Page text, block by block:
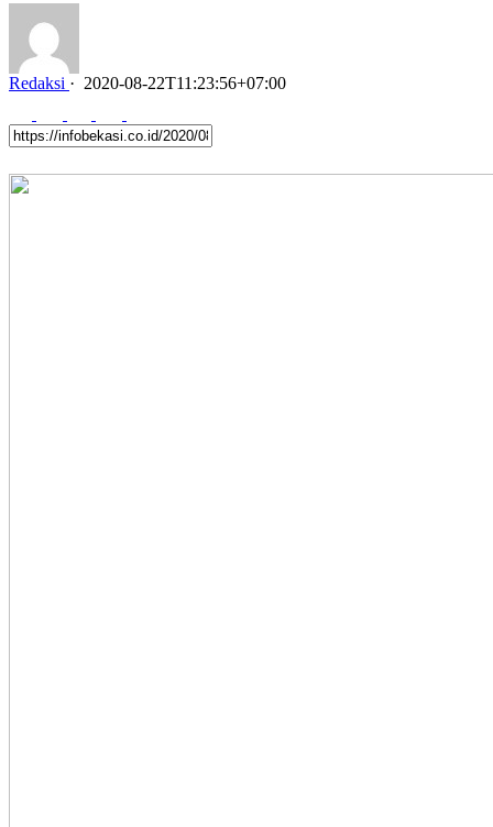
Redaksi · 2020-08-22T11:23:56+07:00